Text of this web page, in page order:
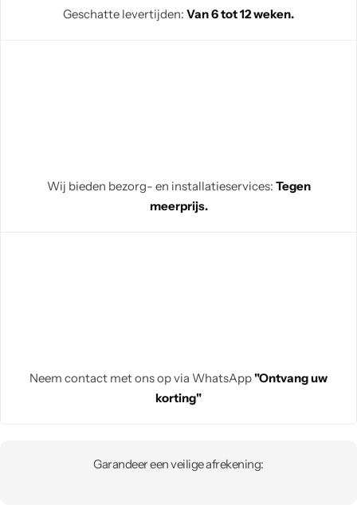
Geschatte levertijden: Van 6 tot 12 weken.
Wij bieden bezorg- en installatieservices: Tegen
meerprijs.
Neem contact met ons op via WhatsApp"Ontvang uw
korting"
Garandeer een veilige afrekening: